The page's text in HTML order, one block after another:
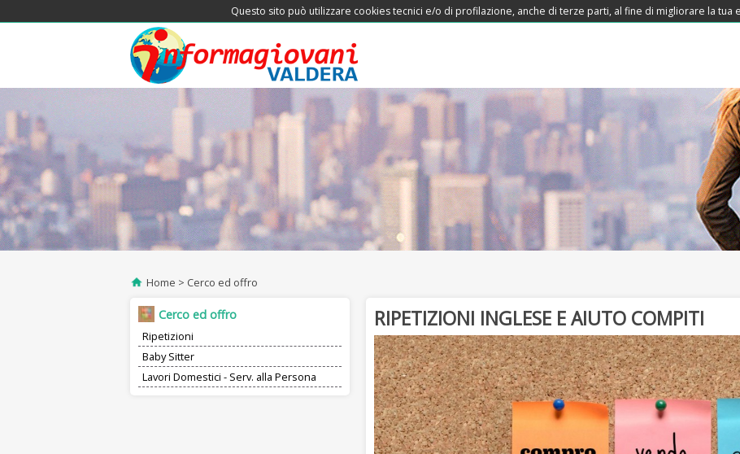
Questo sito può utilizzare cookies tecnici e/o di profilazione, anche di terze parti, al fine di migliorare la tua
Home Cerco ed offro
Cerco ed offro
Ripetizioni
Baby Sitter
Lavori Domestici - Serv. alla Persona
RIPETIZIONI INGLESE E AIUTO COMPITI